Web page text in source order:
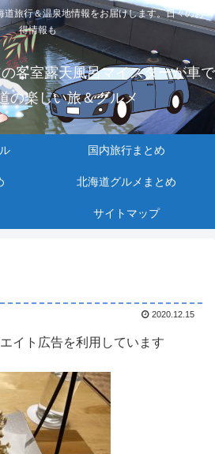
道旅行＆温泉地情報をお届けします。日々のお
得情報も
客室露天風呂マイスターが車で
の楽しい旅＆グルメ
国内旅行まとめ
北海道グルメまとめ
サイトマップ
2020.12.15
イト広告を利用しています